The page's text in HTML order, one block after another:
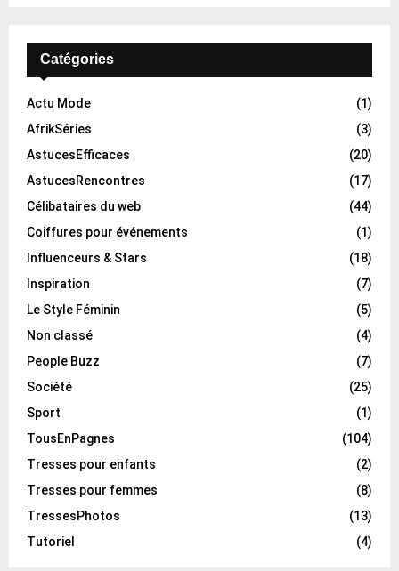
Catégories
Actu Mode
(1)
AfrikSéries
(3)
AstucesEfficaces
(20)
AstucesRencontres
(17)
Célibataires du web
(44)
Coiffures pour événements
(1)
Influenceurs & Stars
(18)
Inspiration
(7)
Le Style Féminin
(5)
Non classé
(4)
People Buzz
(7)
Société
(25)
Sport
(1)
TousEnPagnes
(104)
Tresses pour enfants
(2)
Tresses pour femmes
(8)
TressesPhotos
(13)
Tutoriel
(4)